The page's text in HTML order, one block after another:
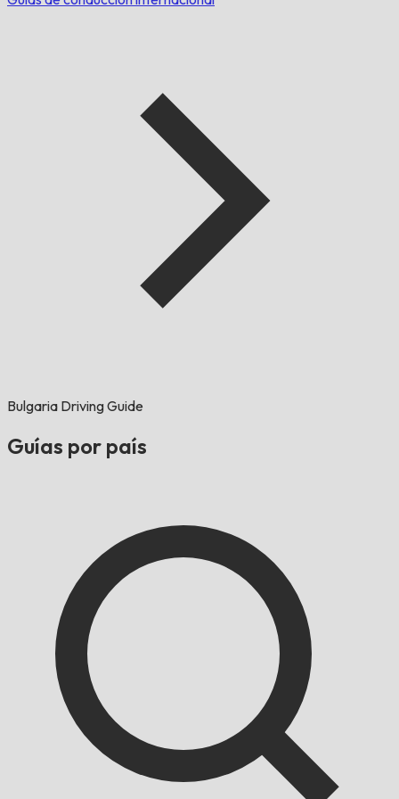
Bulgaria Driving Guide
Guías por país